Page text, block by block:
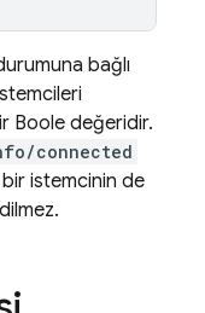
bağlı
Boole değeridir.
connected
bir istemcinin de